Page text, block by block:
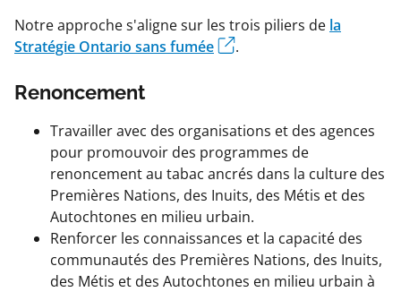
Notre approche s'aligne sur les trois piliers de la
Stratégie Ontario sans fumée
.
Renoncement
Travailler avec des organisations et des agences
pour promouvoir des programmes de
renoncement au tabac ancrés dans la culture des
Premières Nations, des Inuits, des Métis et des
Autochtones en milieu urbain.
Renforcer les connaissances et la capacité des
communautés des Premières Nations, des Inuits,
des Métis et des Autochtones en milieu urbain à